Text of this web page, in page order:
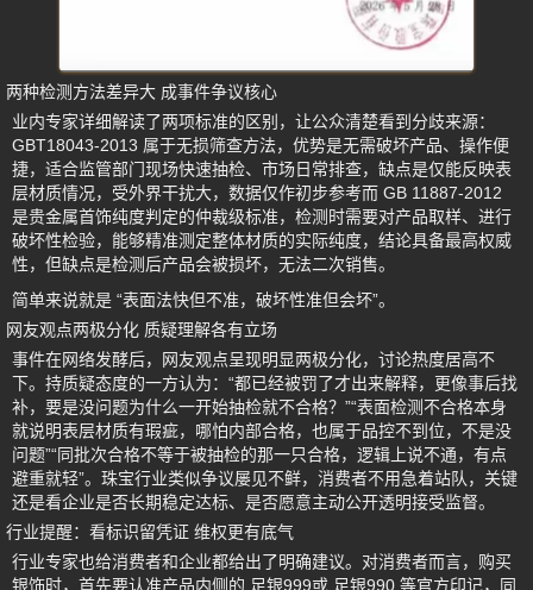
两种检测方法差异大 成事件争议核心
业内专家详细解读了两项标准的区别，让公众清楚看到分歧来源：
GBT18043-2013 属于无损筛查方法，优势是无需破坏产品、操作便
捷，适合监管部门现场快速抽检、市场日常排查，缺点是仅能反映表
层材质情况，受外界干扰大，数据仅作初步参考而 GB 11887-2012
是贵金属首饰纯度判定的仲裁级标准，检测时需要对产品取样、进行
破坏性检验，能够精准测定整体材质的实际纯度，结论具备最高权威
性，但缺点是检测后产品会被损坏，无法二次销售。
简单来说就是 “表面法快但不准，破坏性准但会坏”。
网友观点两极分化 质疑理解各有立场
事件在网络发酵后，网友观点呈现明显两极分化，讨论热度居高不
下。持质疑态度的一方认为：“都已经被罚了才出来解释，更像事后找
补，要是没问题为什么一开始抽检就不合格？”“表面检测不合格本身
就说明表层材质有瑕疵，哪怕内部合格，也属于品控不到位，不是没
问题”“同批次合格不等于被抽检的那一只合格，逻辑上说不通，有点
避重就轻”。珠宝行业类似争议屡见不鲜，消费者不用急着站队，关键
还是看企业是否长期稳定达标、是否愿意主动公开透明接受监督。
行业提醒：看标识留凭证 维权更有底气
行业专家也给消费者和企业都给出了明确建议。对消费者而言，购买
银饰时，首先要认准产品内侧的 足银999或 足银990 等官方印记，同